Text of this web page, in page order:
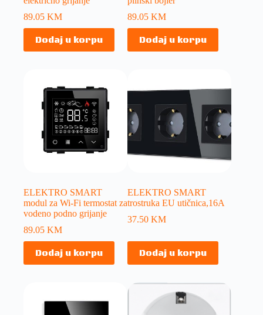
89.05 KM
Dodaj u korpu
89.05KM
Dodaj u korpu
ELEKTRO SMART
modul za Wi-Fi termostat za
vodeno podno grijanje
89.05 KM
Dodaj u korpu
ELEKTRO SMART
trostruka EU utičnica,16A
37.50KM
Dodaj u korpu